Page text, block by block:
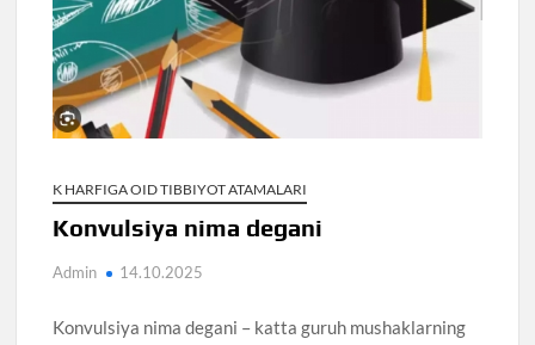
K HARFIGA OID TIBBIYOT ATAMALARI
Konvulsiya nima degani
Admin 14.10.2025
Konvulsiya nima degani – katta guruh mushaklarning